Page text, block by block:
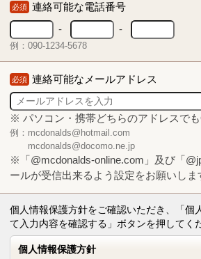
必須 連絡可能な電話番号
-
-
例：090-1234-5678
必須 連絡可能なメールアドレス
※ パソコン・携帯どちらのアドレスで
例：mcdonalds@hotmail.com
mcdonalds@docomo.ne.jp
※「@mcdonalds-online.com」及び「
ールが受信出来るよう設定をお願いしま
個人情報保護方針をご確認いただき、「個
て入力内容を確認する」ボタンを押してく
個人情報保護方針